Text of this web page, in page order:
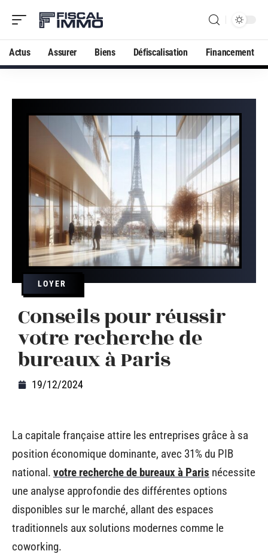
Actus Assurer Biens Défiscalisation Financement
LOYER
Conseils pour réussir
votre recherche de
bureaux à Paris
19/12/2024
La capitale française attire les entreprises grâce à sa
position économique dominante, avec 31% du PIB
national. votre recherche de bureaux à Paris nécessite
une analyse approfondie des différentes options
disponibles sur le marché, allant des espaces
traditionnels aux solutions modernes comme le
coworking.